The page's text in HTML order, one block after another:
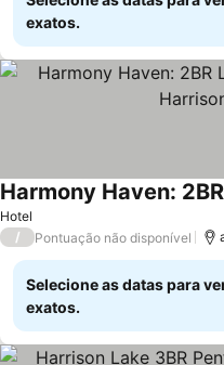
exatos.
Hotel
/ Pontuação não disponível
Selecione as datas para
exatos.